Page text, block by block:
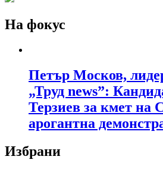
На фокус
Петър Москов,
„Труд news”:
Терзиев за кмет на
арогантна
Избрани